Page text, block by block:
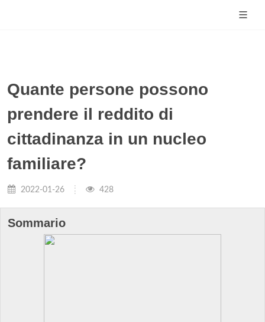
Quante persone possono
prendere il reddito di
cittadinanza in un nucleo
familiare?
2022-01-26 428
Sommario